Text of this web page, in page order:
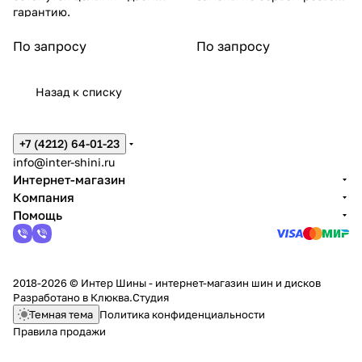
гарантию.
По запросу По запросу
Назад к списку
+7 (4212) 64-01-23
info@inter-shini.ru
Интернет-магазин
Компания
Помощь
2018-2026 © Интер Шины - интернет-магазин шин и дисков
Разработано в Клюква.Студия
Темная тема Политика конфиденциальности
Правила продажи